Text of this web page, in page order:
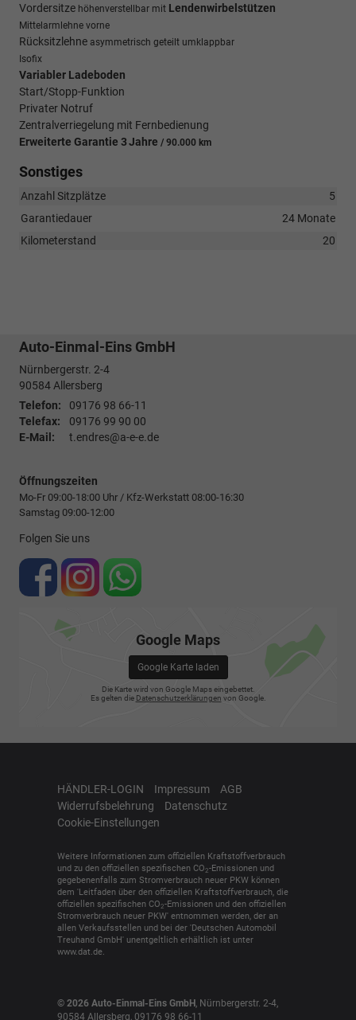
Vordersitze höhenverstellbar mit Lendenwirbelstützen
Mittelarmlehne vorne
Rücksitzlehne asymmetrisch geteilt umklappbar
Isofix
Variabler Ladeboden
Start/Stopp-Funktion
Privater Notruf
Zentralverriegelung mit Fernbedienung
Erweiterte Garantie 3Jahre / 90.000 km
Sonstiges
Anzahl Sitzplätze
5
Garantiedauer
24 Monate
Kilometerstand
20
Auto-Einmal-Eins GmbH
Nürnbergerstr. 2-4
90584Allersberg
Telefon:
09176 98 66-11
Telefax:
09176 99 90 00
E-Mail:
t.endres@a-e-e.de
Öffnungszeiten
Mo-Fr 09:00-18:00 Uhr / Kfz-Werkstatt 08:00-16:30
Samstag 09:00-12:00
Folgen Sie uns
Google Maps
Google Karte laden
Die Karte wird von Google Maps eingebettet.
Es gelten die Datenschutzerklärungen von Google.
HÄNDLER-LOGIN Impressum
AGB
Widerrufsbelehrung
Datenschutz
Cookie-Einstellungen
Weitere Informationen zum offiziellen Kraftstoffverbrauch
und zu den offiziellen spezifischen CO2-Emissionen und
gegebenenfalls zum Stromverbrauch neuer PKW können
dem 'Leitfaden über den offiziellen Kraftstoffverbrauch, die
offiziellen spezifischen CO2-Emissionen und den offiziellen
Stromverbrauch neuer PKW' entnommen werden, der an
allen Verkaufsstellen und bei der 'Deutschen Automobil
Treuhand GmbH' unentgeltlich erhältlich ist unter
www.dat.de.
© 2026 Auto-Einmal-Eins GmbH Nürnbergerstr. 2-4
90584 Allersberg, 09176 98 66-11